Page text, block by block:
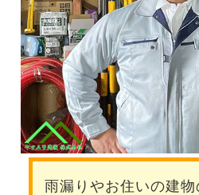
雨漏りやお住いの建